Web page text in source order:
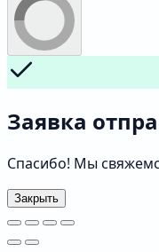
Заявка
Спасибо! Мы
Закрыть